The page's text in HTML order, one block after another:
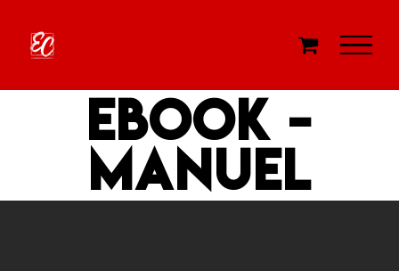
contenu
eBook -
Manuel